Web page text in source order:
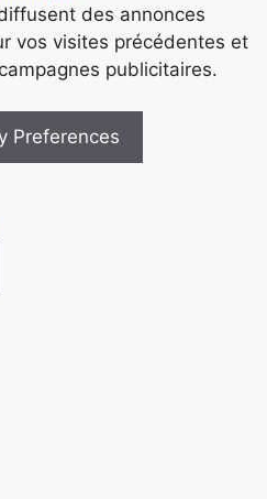
des annonces
vos visites précédentes et
publicitaires.
Preferences